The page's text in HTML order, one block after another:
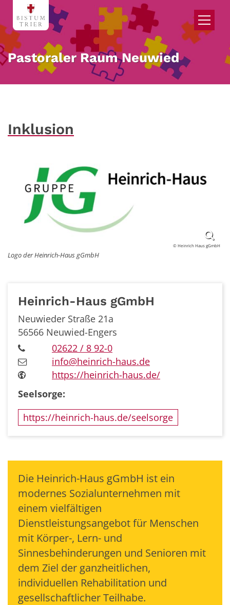
Zum Inhalt springen
Pastoraler Raum Neuwied
Inklusion
© Heinrich Haus gGmbH
Logo der Heinrich-Haus gGmbH
Heinrich-Haus gGmbH
Neuwieder Straße 21a
56566 Neuwied-Engers
02622 / 8 92-0
info@heinrich-haus.de
https://heinrich-haus.de/
Seelsorge:
https://heinrich-haus.de/seelsorge
Die Heinrich-Haus gGmbH ist ein
modernes Sozialunternehmen mit
einem vielfältigen
Dienstleistungsangebot für Menschen
mit Körper-, Lern- und
Sinnesbehinderungen und Senioren mit
dem Ziel der ganzheitlichen,
individuellen Rehabilitation und
gesellschaftlicher Teilhabe.